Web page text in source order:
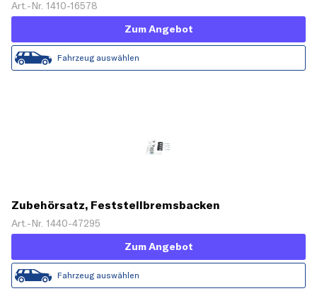
Art.-Nr. 1410-16578
Zum Angebot
Fahrzeug auswählen
Zubehörsatz, Feststellbremsbacken
Art.-Nr. 1440-47295
Zum Angebot
Fahrzeug auswählen